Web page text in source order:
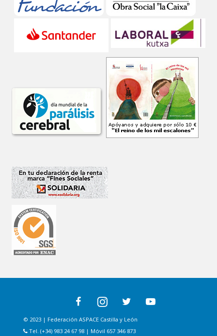
© 2023 | Federación ASPACE Castilla y León
Tel. (+34) 983 24 67 98 | Móvil 657 346 873